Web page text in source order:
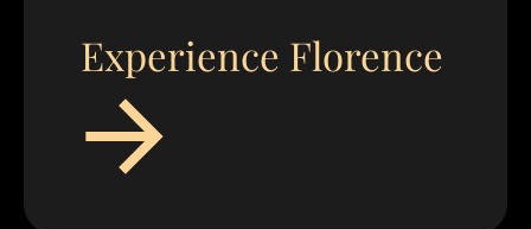
Experience Florence